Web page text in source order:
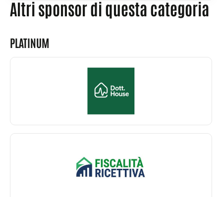
Altri sponsor di questa categoria
PLATINUM